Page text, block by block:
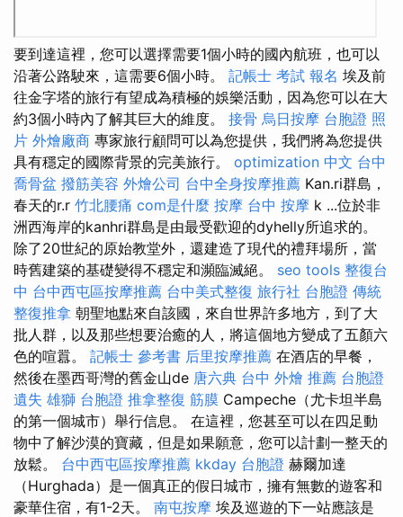
要到達這裡，您可以選擇需要1個小時的國內航班，也可以
沿著公路駛來，這需要6個小時。 記帳士 考試 報名 埃及前
往金字塔的旅行有望成為積極的娛樂活動，因為您可以在大
約3個小時內了解其巨大的維度。 接骨 烏日按摩 台胞證 照
片 外燴廠商 專家旅行顧問可以為您提供，我們將為您提供
具有穩定的國際背景的完美旅行。 optimization 中文 台中
喬骨盆 撥筋美容 外燴公司 台中全身按摩推薦 Kan.ri群島，
春天的r.r 竹北腰痛 com是什麼 按摩 台中 按摩 k ...位於非
洲西海岸的kanhri群島是由最受歡迎的dyhelly所追求的。
除了20世紀的原始教堂外，還建造了現代的禮拜場所，當
時舊建築的基礎變得不穩定和瀕臨滅絕。 seo tools 整復台
中 台中西屯區按摩推薦 台中美式整復 旅行社 台胞證 傳統
整復推拿 朝聖地點來自該國，來自世界許多地方，到了大
批人群，以及那些想要治癒的人，將這個地方變成了五顏六
色的喧囂。 記帳士 參考書 后里按摩推薦 在酒店的早餐，
然後在墨西哥灣的舊金山de 唐六典 台中 外燴 推薦 台胞證
遺失 雄獅 台胞證 推拿整復 筋膜 Campeche（尤卡坦半島
的第一個城市）舉行信息。 在這裡，您甚至可以在四足動
物中了解沙漠的寶藏，但是如果願意，您可以計劃一整天的
放鬆。 台中西屯區按摩推薦 kkday 台胞證 赫爾加達
（Hurghada）是一個真正的假日城市，擁有無數的遊客和
豪華住宿，有1-2天。 南屯按摩 埃及巡遊的下一站應該是